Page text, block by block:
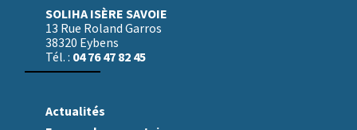
SOLIHA ISÈRE SAVOIE
13 Rue Roland Garros
38320 Eybens
Tél. : 04 76 47 82 45
Actualités